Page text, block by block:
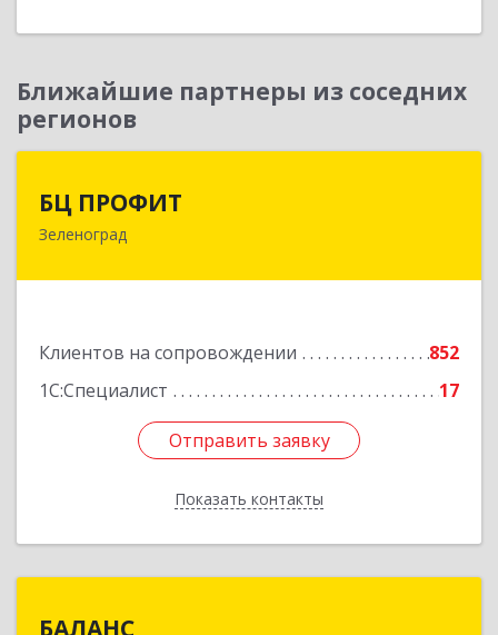
Ближайшие партнеры из соседних
регионов
БЦ ПРОФИТ
Зеленоград
Клиентов на сопровождении
852
1С:Специалист
17
Отправить заявку
Показать контакты
124482, Москва г, Зеленоград г, корпус 340,
Отправить заявку
Назад
БАЛАНС